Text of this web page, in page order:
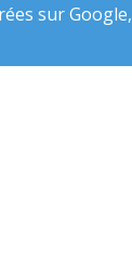
sur Google,